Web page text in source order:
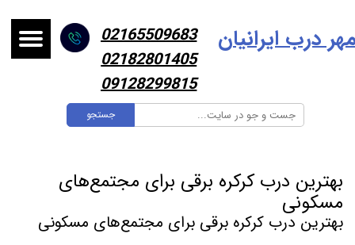
جستجو
درب ایرانیان
02165509683
02182801405
09128299815
بهترین درب کرکره برقی برای مجتمع‌های
مسکونی
بهترین درب کرکره برقی برای مجتمع‌های مسکونی